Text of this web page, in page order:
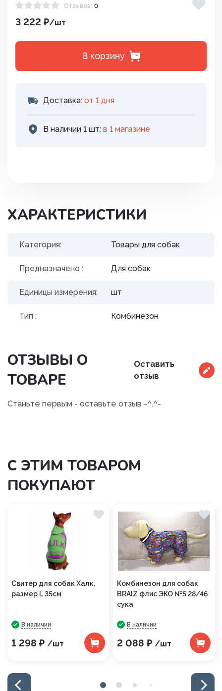
Отзывов: 0
3 222 ₽/шт
В корзину
Доставка: от 1 дня
В наличии 1 шт: в 1 магазинe
ХАРАКТЕРИСТИКИ
Категория: Товары для собак
Предназначено : Для собак
Единицы измерения: шт
Тип : Комбинезон
ОТЗЫВЫ О
ТОВАРЕ
Оставить
отзыв
Станьте первым - оставьте отзыв -^.^-
С ЭТИМ ТОВАРОМ
ПОКУПАЮТ
Свитер для собак Халк,
размер L 35см
В наличии
1 298 ₽ /шт
Комбинезон для собак
BRAIZ флис ЭКО №5 28/46
сука
В наличии
2 088 ₽ /шт